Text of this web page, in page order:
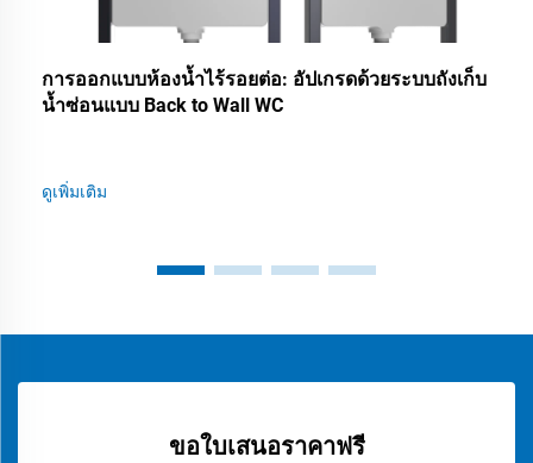
การออกแบบห้องน้ำไร้รอยต่อ: อัปเกรดด้วยระบบถังเก็บ
น้ำซ่อนแบบ Back to Wall WC
ดูเพิ่มเติม
ขอใบเสนอราคาฟรี